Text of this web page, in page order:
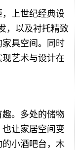
上世纪经典设
，以及衬托精致
具空间。同时
艺术与设计在
。多处的储物
让家居空间变
小酒吧台，木